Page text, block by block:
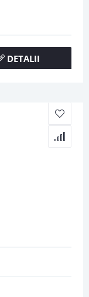
DETALII